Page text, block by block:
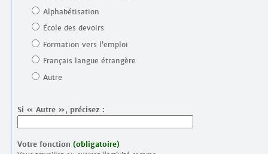
Alphabétisation
École des devoirs
Formation vers l’emploi
Français langue étrangère
Autre
Si « Autre », précisez :
Votre fonction (obligatoire)